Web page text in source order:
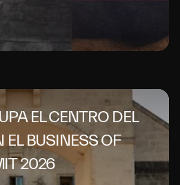
EL CENTRO DEL
EL BUSINESS OF
2026